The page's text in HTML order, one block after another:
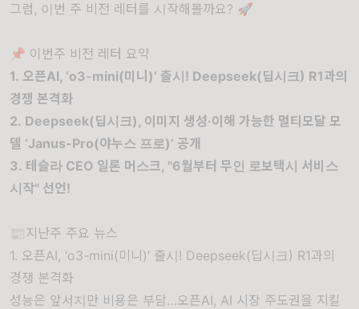
그럼, 이번 주 비전 레터를 시작해볼까요? 🚀
📌 이번주 비전 레터 요약
1. 오픈AI, ‘o3-mini(미니)’ 출시! Deepseek(딥시크) R1과의
경쟁 본격화
2. Deepseek(딥시크), 이미지 생성·이해 가능한 멀티모달 모
델 ‘Janus-Pro(야누스 프로)’ 공개
3. 테슬라 CEO 일론 머스크, "6월부터 무인 로보택시 서비스
시작" 선언!
📰지난주 주요 뉴스
1. 오픈AI, ‘o3-mini(미니)’ 출시! Deepseek(딥시크) R1과의
경쟁 본격화
성능은 앞서지만 비용은 부담…오픈AI, AI 시장 주도권을 지킬